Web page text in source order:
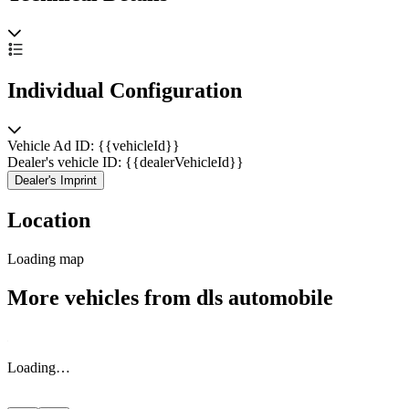
#block-4935e8f445df5920ccc5 .sqs-html-content {
mix-blend-mode: var(--tweak-text-block-blend
);
border-radius: var(--tweak-text-block-radius);
}
@media screen and (max-width: 767px) {
Individual Configuration
Vehicle Ad ID: {{vehicleId}}
Dealer's vehicle ID: {{dealerVehicleId}}
Dealer's Imprint
Location
Loading map
More vehicles from dls automobile
Loading…